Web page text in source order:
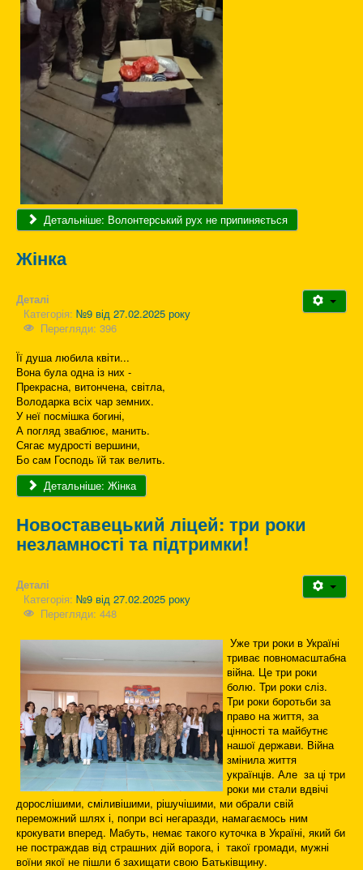
Детальніше: Волонтерський рух не припиняється
Жінка
Деталі
Категорія: №9 від 27.02.2025 року
Перегляди: 396
Її душа любила квіти...
Вона була одна із них -
Прекрасна, витончена, світла,
Володарка всіх чар земних.
У неї посмішка богині,
А погляд зваблює, манить.
Сягає мудрості вершини,
Бо сам Господь їй так велить.
Детальніше: Жінка
Новоставецький ліцей: три роки
незламності та підтримки!
Деталі
Категорія: №9 від 27.02.2025 року
Перегляди: 448
Уже три роки в Україні
триває повномасштабна
війна. Це три роки
болю. Три роки сліз.
Три роки боротьби за
право на життя, за
цінності та майбутнє
нашої держави. Війна
змінила життя
українців. Але за ці три
роки ми стали вдвічі
дорослішими, сміливішими, рішучішими, ми обрали свій
переможний шлях і, попри всі негаразди, намагаємось ним
крокувати вперед. Мабуть, немає такого куточка в Україні, який би
не постраждав від страшних дій ворога, і такої громади, мужні
воїни якої не пішли б захищати свою Батьківщину.